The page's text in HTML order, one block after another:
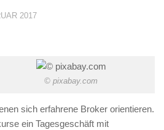
2017
© pixabay.com
sich erfahrene Broker orientieren.
ein Tagesgeschäft mit